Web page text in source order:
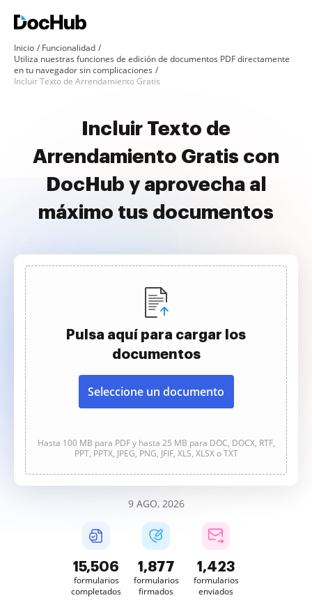
Inicio
Funcionalidad
Utiliza nuestras funciones de edición de documentos PDF directamente
en tu navegador sin complicaciones
Incluir Texto de Arrendamiento Gratis
Incluir Texto de
Arrendamiento Gratis con
DocHub y aprovecha al
máximo tus documentos
Pulsa aquí para cargar los
documentos
Seleccione un documento
Hasta 100 MB para PDF y hasta 25 MB para DOC, DOCX, RTF,
PPT, PPTX, JPEG, PNG, JFIF, XLS, XLSX o TXT
9 AGO, 2026
15,507
formularios
completados
1,877
formularios
firmados
1,423
formularios
enviados